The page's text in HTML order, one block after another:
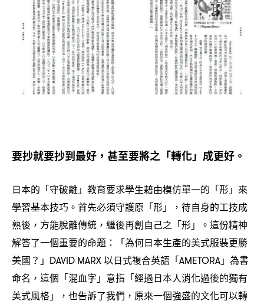
要抄就要抄到最好 ， 甚至要將之「轉化」成更好。
日本的「守破離」教育要求學生藉由模仿單一的「形」來
學習基本技巧。首先必須守護原「形」
， 待自身的工技成
熟後 ， 方能脫離傳統 ， 繼後再創自己之「形」。這份精神
解答了一個重要的命題 ：
「為何日本生產的美式服裝更勝
美國 ？ 」 DAVID MARX以日式複合英語「AMETORA」為書
命名 ， 這個「混血字」意指「經過日本人消化過後的獨有
美式風格」
， 也告訴了我們 ， 原來一個強盛的文化可以轉